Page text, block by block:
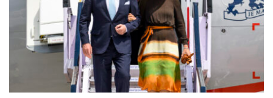
Column
Paul Rem